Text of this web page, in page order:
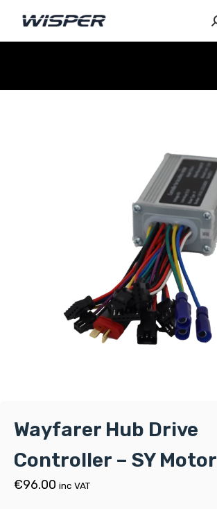
Wayfarer Hub Drive
Controller – SY Motor
€96.00 inc VAT